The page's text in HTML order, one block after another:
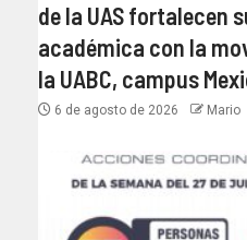
de la UAS fortalecen
académica con la
la UABC, campus
6 de agosto de 2026 Mario